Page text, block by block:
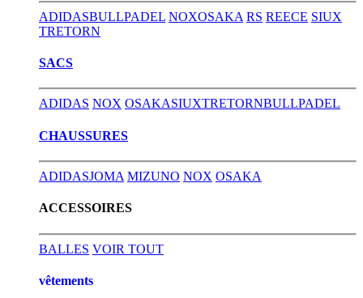
ADIDASBULLPADEL NOXOSAKA RS REECE SIUX
TRETORN
SACS
ADIDAS NOX OSAKASIUXTRETORNBULLPADEL
CHAUSSURES
ADIDASJOMA MIZUNO NOX OSAKA
ACCESSOIRES
BALLES VOIR TOUT
vêtements